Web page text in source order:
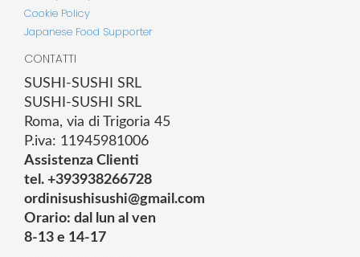
Cookie Policy
Japanese Food Supporter
CONTATTI
SUSHI-SUSHI SRL
SUSHI-SUSHI SRL
Roma, via di Trigoria 45
P.iva: 11945981006
Assistenza Clienti
tel. +393938266728
ordinisushisushi@gmail.com
Orario: dal lun al ven
8-13 e 14-17